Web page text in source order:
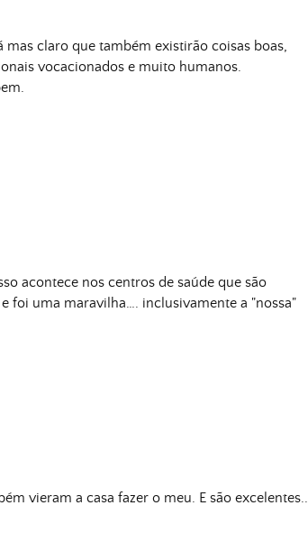
claro que também existirão coisas boas,
vocacionados e muito humanos.
acontece nos centros de saúde que são
foi uma maravilha…. inclusivamente a "nossa"
vieram a casa fazer o meu. E são excelentes..